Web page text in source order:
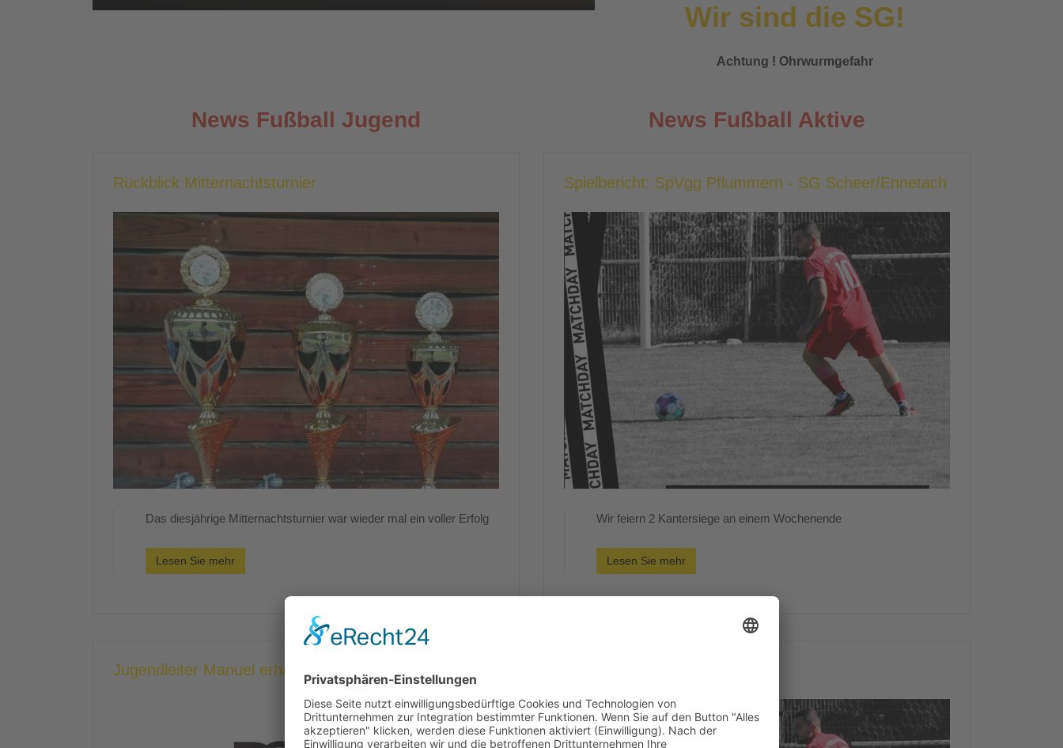
Wir sind die SG!
Achtung ! Ohrwurmgefahr
News Fußball Jugend
Rückblick Mitternachtsturnier
Das diesjährige Mitternachtsturnier war wieder mal ein voller Erfolg
Lesen Sie mehr
Jugendleiter Manuel erhält DOSB Lizenz
News Fußball Aktive
Spielbericht: SpVgg Pflummern - SG Scheer/Ennetach
Wir feiern 2 Kantersiege an einem Wochenende
Lesen Sie mehr